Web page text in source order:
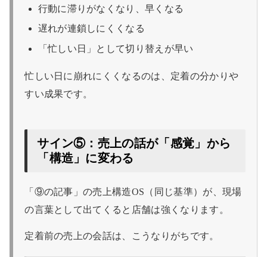
行動に滞りがなくなり、早くなる
遅れが連鎖しにくくなる
「忙しい日」として切り替えが早い
忙しい日に崩れにくくなるのは、定着の分かりや
すい成果です。
サイン⑤：売上の話が「感覚」から
「構造」に変わる
「⑨の記事」の売上構造OS（同じ基準）が、現場
の言葉として出てくると店舗は強くなります。
定着前の売上の会話は、こうなりがちです。